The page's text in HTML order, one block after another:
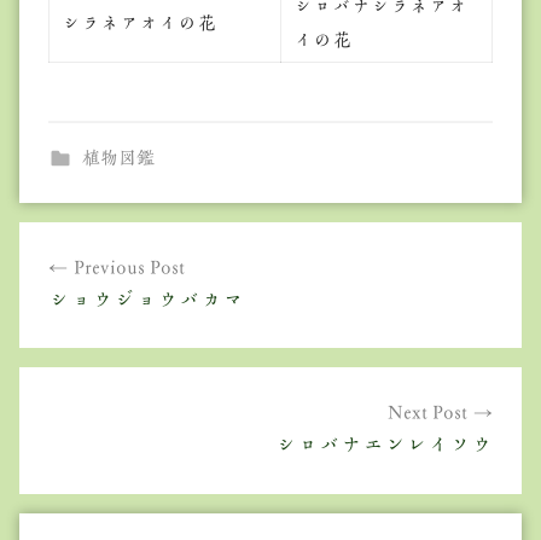
シラネアオイの花
シロバナシラネアオ
イの花
植物図鑑
ビ
シ
Previous Post
ショウジョウバカマ
Next Post
シロバナエンレイソウ